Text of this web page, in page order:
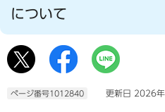
について
ページ番号1012840 更新日 2026年